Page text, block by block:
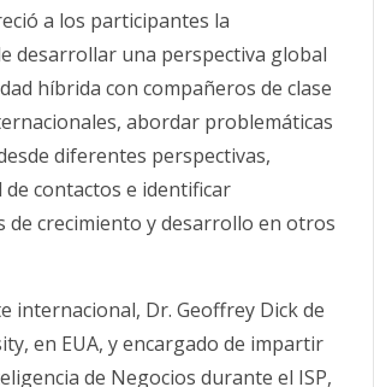
a los participantes la
desarrollar una perspectiva global
híbrida con compañeros de clase
abordar problemáticas
diferentes perspectivas,
contactos e identificar
de crecimiento y desarrollo en otros
internacional, Dr. Geoffrey Dick de
en EUA, y encargado de impartir
de Negocios durante el ISP,